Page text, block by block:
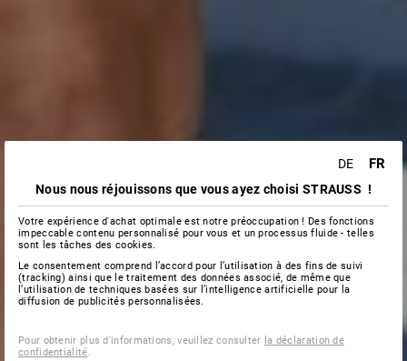
DE FR
Nous nous réjouissons que vous ayez choisi STRAUSS !
Votre expérience d'achat optimale est notre préoccupation ! Des fonctions
impeccable contenu personnalisé pour vous et un processus fluide - telles
sont les tâches des cookies.
Le consentement comprend l’accord pour l’utilisation à des fins de suivi
(tracking) ainsi que le traitement des données associé, de même que
l’utilisation de techniques basées sur l’intelligence artificielle pour la
diffusion de publicités personnalisées.
Pour obtenir plus d'informations, veuillez consulter la déclaration de
confidentialité